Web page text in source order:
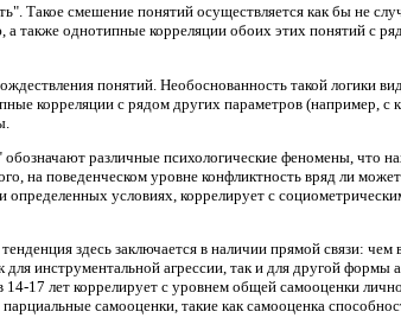
Такое смешение понятий осуществляется как бы не
также однотипные корреляции обоих этих понятий с
понятий. Необоснованность такой логики
корреляции с рядом других параметров (например, с
различные психологические феномены, что
на поведенческом уровне конфликтность вряд ли
определенных условиях, коррелирует с
здесь заключается в наличии прямой связи:
инструментальной агрессии, так и для другой
17 лет коррелирует с уровнем общей самооценки
самооценки, такие как самооценка